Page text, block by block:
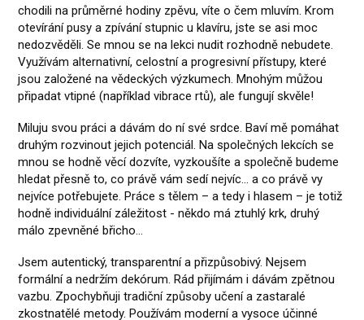
chodili na průměrné hodiny zpěvu, víte o čem mluvím. Krom
otevírání pusy a zpívání stupnic u klavíru, jste se asi moc
nedozvěděli. Se mnou se na lekci nudit rozhodně nebudete.
Využívám alternativní, celostní a progresivní přístupy, které
jsou založené na vědeckých výzkumech. Mnohým můžou
připadat vtipné (například vibrace rtů), ale fungují skvěle!
Miluju svou práci a dávám do ní své srdce. Baví mě pomáhat
druhým rozvinout jejich potenciál. Na společných lekcích se
mnou se hodně věcí dozvíte, vyzkoušíte a společně budeme
hledat přesně to, co právě vám sedí nejvíc... a co právě vy
nejvíce potřebujete. Práce s tělem – a tedy i hlasem – je totiž
hodně individuální záležitost - někdo má ztuhlý krk, druhý
málo zpevněné břicho...
Jsem autentický, transparentní a přizpůsobivý. Nejsem
formální a nedržím dekórum. Rád přijímám i dávám zpětnou
vazbu. Zpochybňuji tradiční způsoby učení a zastaralé
zkostnatělé metody. Používám moderní a vysoce účinné